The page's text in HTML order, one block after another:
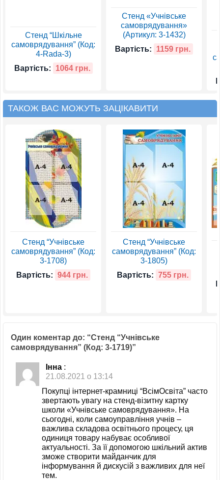
Стенд “Шкільне
самоврядування” (Код:
4-Rada-3)
Вартість:
1064 грн.
Стенд «Учнівське
самоврядування»
(Артикул: 3-1432)
Вартість:
1159 грн.
ТАКОЖ ВАС МОЖУТЬ ЗАЦІКАВИТИ
Стенд “Учнівське
самоврядування” (Код:
3-1708)
Вартість: 944 грн.
Стенд “Учнівське
самоврядування” (Код:
3-1805)
Вартість: 755 грн.
Один коментар до: “Стенд “Учнівське
самоврядування” (Код: 3-1719)”
Інна :
21.08.2021 о 13:14
Покупці інтернет-крамниці “ВсімОсвіта” часто
звертають увагу на стенд-візитну картку
школи «Учнівське самоврядування». На
сьогодні, коли самоуправління учнів –
важлива складова освітнього процесу, ця
одиниця товару набуває особливої
актуальності. За її допомогою шкільний актив
зможе створити майданчик для
інформування й дискусій з важливих для неї
тем.